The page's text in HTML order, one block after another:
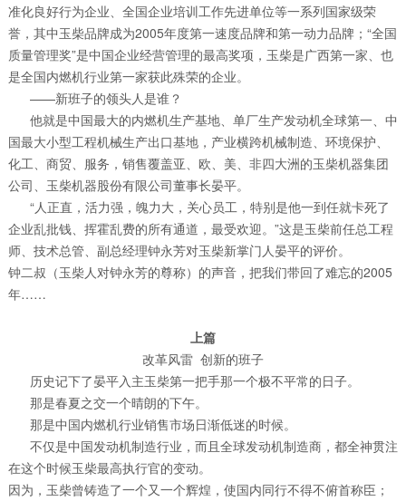
准化良好行为企业、全国企业培训工作先进单位等一系列国家级荣
誉，其中玉柴品牌成为2005年度第一速度品牌和第一动力品牌；“全国
质量管理奖”是中国企业经营管理的最高奖项，玉柴是广西第一家、也
是全国内燃机行业第一家获此殊荣的企业。
——新班子的领头人是谁？
他就是中国最大的内燃机生产基地、单厂生产发动机全球第一、中
国最大小型工程机械生产出口基地，产业横跨机械制造、环境保护、
化工、商贸、服务，销售覆盖亚、欧、美、非四大洲的玉柴机器集团
公司、玉柴机器股份有限公司董事长晏平。
“人正直，活力强，魄力大，关心员工，特别是他一到任就卡死了
企业乱批钱、挥霍乱费的所有通道，最受欢迎。”这是玉柴前任总工程
师、技术总管、副总经理钟永芳对玉柴新掌门人晏平的评价。
钟二叔（玉柴人对钟永芳的尊称）的声音，把我们带回了难忘的2005
年……
上篇
改革风雷 创新的班子
历史记下了晏平入主玉柴第一把手那一个极不平常的日子。
那是春夏之交一个晴朗的下午。
那是中国内燃机行业销售市场日渐低迷的时候。
不仅是中国发动机制造行业，而且全球发动机制造商，都全神贯注
在这个时候玉柴最高执行官的变动。
因为，玉柴曾铸造了一个又一个辉煌，使国内同行不得不俯首称臣；